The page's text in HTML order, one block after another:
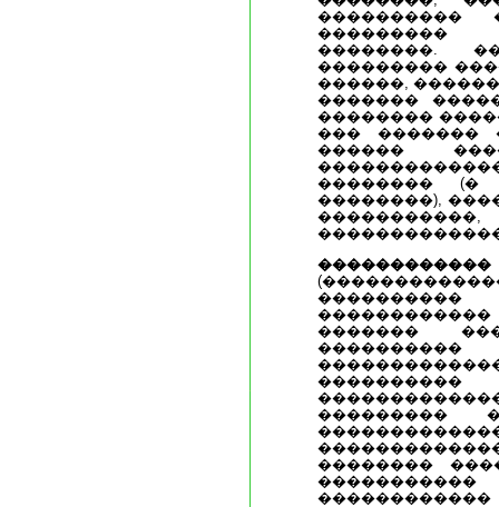
����������
���������
��������.
���������
������,
�������
��������
��� �������
������
�������� (�
��������),
�������
����������
��������